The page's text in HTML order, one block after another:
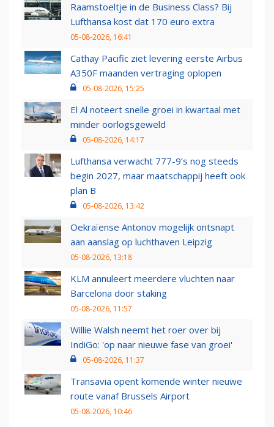
Raamstoeltje in de Business Class? Bij
Lufthansa kost dat 170 euro extra
05-08-2026, 16:41
Cathay Pacific ziet levering eerste Airbus
A350F maanden vertraging oplopen
05-08-2026, 15:25
El Al noteert snelle groei in kwartaal met
minder oorlogsgeweld
05-08-2026, 14:17
Lufthansa verwacht 777-9’s nog steeds
begin 2027, maar maatschappij heeft ook
plan B
05-08-2026, 13:42
Oekraïense Antonov mogelijk ontsnapt
aan aanslag op luchthaven Leipzig
05-08-2026, 13:18
KLM annuleert meerdere vluchten naar
Barcelona door staking
05-08-2026, 11:57
Willie Walsh neemt het roer over bij
IndiGo: 'op naar nieuwe fase van groei'
05-08-2026, 11:37
Transavia opent komende winter nieuwe
route vanaf Brussels Airport
05-08-2026, 10:46